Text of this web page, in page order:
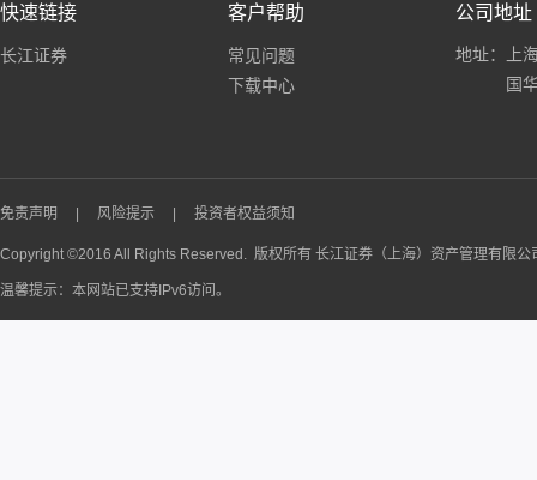
快速链接
长江证券
客户帮助
常见问题
下载中心
公司地址
地址：上
国
免责声明 风险提示 投资者权益须知
Copyright ©2016 All Rights Reserved. 版权所有 长江证券（上海）资产管理有限
温馨提示：本网站已支持IPv6访问。